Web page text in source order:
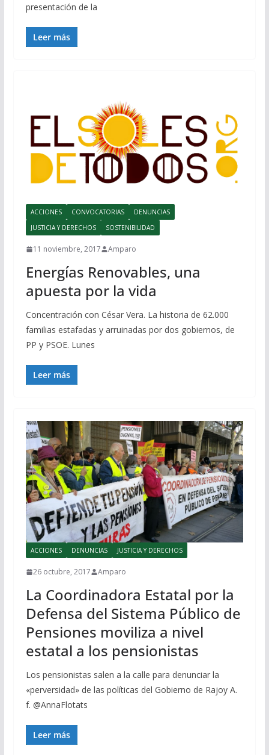
presentación de la
Leer más
ACCIONES CONVOCATORIAS
DENUNCIAS
JUSTICIA Y DERECHOS
SOSTENIBILIDAD
11 noviembre, 2017 Amparo
Energías Renovables, una
apuesta por la vida
Concentración con César Vera. La historia de 62.000
familias estafadas y arruinadas por dos gobiernos, de
PP y PSOE. Lunes
Leer más
ACCIONES DENUNCIAS JUSTICIA Y DERECHOS
26 octubre, 2017 Amparo
La Coordinadora Estatal por la
Defensa del Sistema Público de
Pensiones moviliza a nivel
estatal a los pensionistas
Los pensionistas salen a la calle para denunciar la
«perversidad» de las políticas del Gobierno de Rajoy A.
f. @AnnaFlotats
Leer más